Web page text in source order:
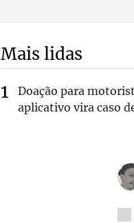
Mais lidas
Doação para
aplicativo vira caso